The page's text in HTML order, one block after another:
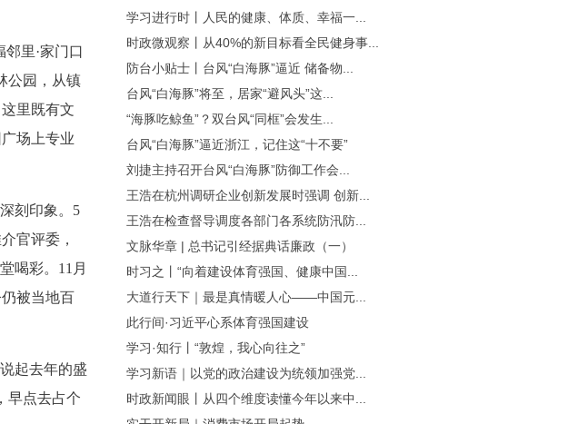
里·家门口
公园，从镇
里既有文
场上专业
刻印象。5
官评委，
喝彩。11月
被当地百
起去年的盛
早点去占个
学习进行时丨人民的健康、体质、幸福一...
时政微观察丨从40%的新目标看全民健身事...
防台小贴士丨台风“白海豚”逼近 储备物...
台风“白海豚”将至，居家“避风头”这...
“海豚吃鲸鱼”？双台风“同框”会发生...
台风“白海豚”逼近浙江，记住这“十不要”
刘捷主持召开台风“白海豚”防御工作会...
王浩在杭州调研企业创新发展时强调 创新...
王浩在检查督导调度各部门各系统防汛防...
文脉华章 | 总书记引经据典话廉政（一）
时习之丨“向着建设体育强国、健康中国...
大道行天下｜最是真情暖人心——中国元...
此行间·习近平心系体育强国建设
学习·知行丨“敦煌，我心向往之”
学习新语｜以党的政治建设为统领加强党...
时政新闻眼丨从四个维度读懂今年以来中...